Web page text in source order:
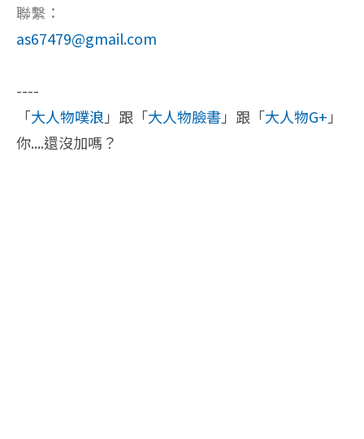
聯繫：
as67479@gmail.com
----
「大人物噗浪 」跟「大人物臉書」跟「大人物G+ 」
你....還沒加嗎？